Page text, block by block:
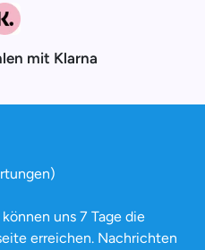
mit Klarna
uns 7 Tage die
erreichen. Nachrichten